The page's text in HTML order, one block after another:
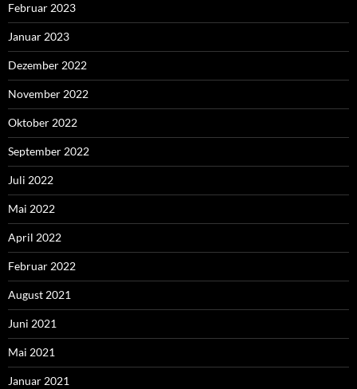
Februar 2023
Januar 2023
Dezember 2022
November 2022
Oktober 2022
September 2022
Juli 2022
Mai 2022
April 2022
Februar 2022
August 2021
Juni 2021
Mai 2021
Januar 2021